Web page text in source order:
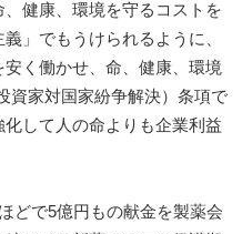
健康、環境を守るコストを
」でもうけられるように、
く働かせ、命、健康、環境
資家対国家紛争解決）条項で
して人の命よりも企業利益
どで5億円もの献金を製薬会